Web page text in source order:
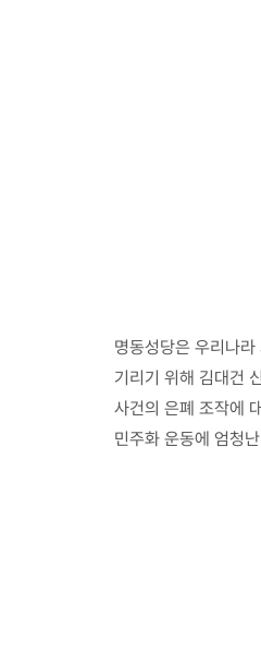
명동성당은 우리나
기리기 위해 김대건
사건의 은폐 조작에
민주화 운동에 엄청